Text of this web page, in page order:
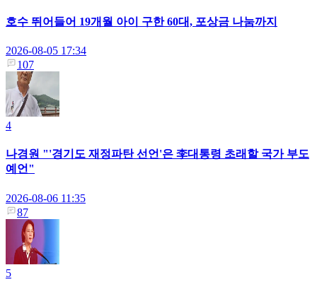
호수 뛰어들어 19개월 아이 구한 60대, 포상금 나눔까지
2026-08-05 17:34
107
4
나경원 "'경기도 재정파탄 선언'은 李대통령 초래할 국가 부도
예언"
2026-08-06 11:35
87
5